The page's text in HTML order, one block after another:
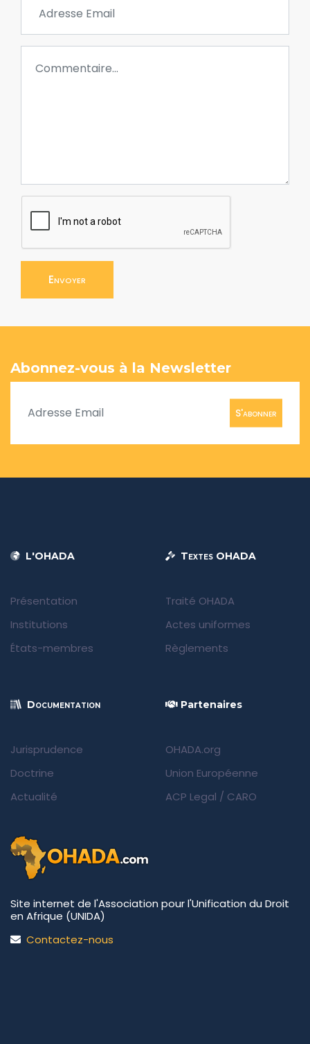
Envoyer
Abonnez-vous à la Newsletter
S'abonner
L'OHADA
Présentation
Institutions
États-membres
Textes OHADA
Traité OHADA
Actes uniformes
Règlements
Documentation
Jurisprudence
Doctrine
Actualité
Partenaires
OHADA.org
Union Européenne
ACP Legal / CARO
Site internet de l'Association pour l'Unification du Droit
en Afrique (UNIDA)
Contactez-nous